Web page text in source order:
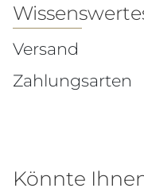
Versand
Zahlungsarten
Könnte